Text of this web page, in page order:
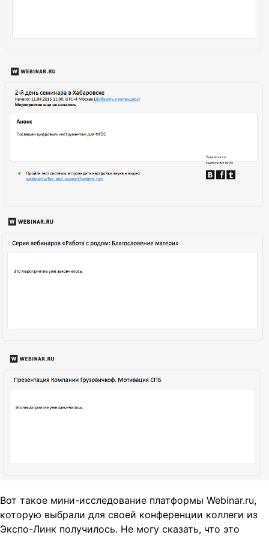
Вот такое мини-исследование платформы Webinar.ru,
которую выбрали для своей конференции коллеги из
Экспо-Линк получилось. Не могу сказать, что это